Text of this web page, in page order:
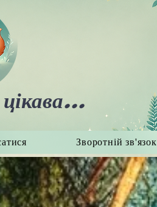
Зворотній зв'язок